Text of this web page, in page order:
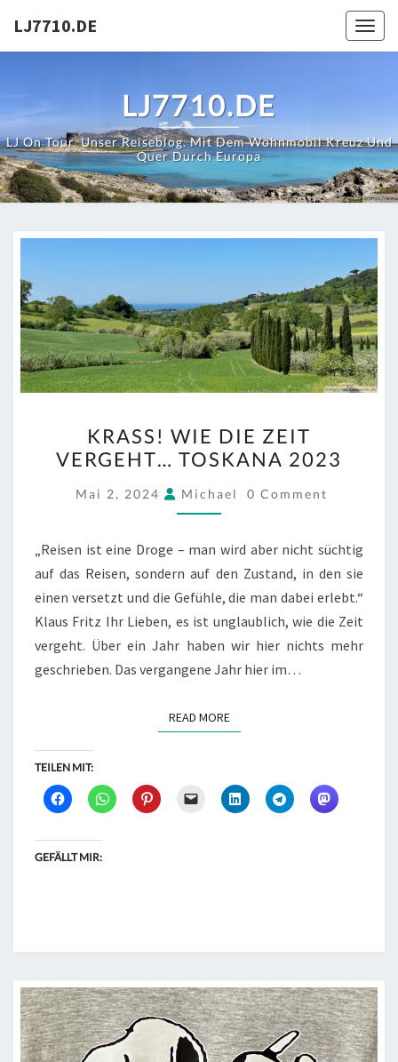
LJ7710.DE
LJ7710.DE
LJ On Tour. Unser Reiseblog. Mit Dem Wohnmobil Kreuz Und
Quer Durch Europa
WIE
DIE
ZEIT
VERGEHT…
KRASS! WIE DIE ZEIT
VERGEHT… TOSKANA 2023
Mai 2, 2024 Michael COMMENTS
0 Comment
„Reisen ist eine Droge – man wird aber nicht süchtig
auf das Reisen, sondern auf den Zustand, in den sie
einen versetzt und die Gefühle, die man dabei erlebt.“
Klaus Fritz Ihr Lieben, es ist unglaublich, wie die Zeit
vergeht. Über ein Jahr haben wir hier nichts mehr
geschrieben. Das vergangene Jahr hier im…
READ MOREREAD MORE
TEILEN MIT:
GEFÄLLT MIR: